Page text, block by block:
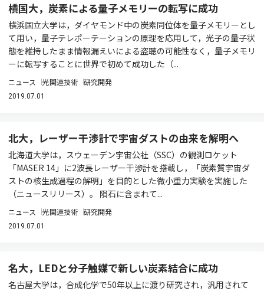
横国大，炭素による量子メモリーの転写に成功
横浜国立大学は，ダイヤモンド中の炭素同位体を量子メモリーとし
て用い，量子テレポーテーションの原理を応用して，光子の量子状
態を維持したまま情報漏えいによる盗聴の可能性なく，量子メモリ
ーに転写することに世界で初めて成功した（...
ニュース 光関連技術 研究開発
2019.07.01
北大，レーザー干渉計で宇宙ダストの由来を解明へ
北海道大学は，スウェーデン宇宙公社（SSC）の観測ロケット
「MASER 14」に2波長レーザー干渉計を搭載し，「炭素質宇宙ダ
ストの核生成過程の解明」を目的とした微小重力実験を実施した
（ニュースリリース）。 隕石に含まれて...
ニュース 光関連技術 研究開発
2019.07.01
名大，LEDと分子触媒で新しい炭素結合に成功
名古屋大学は，合成化学で50年以上に渡り研究され，汎用されて